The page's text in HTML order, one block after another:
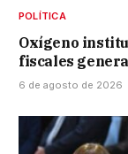
POLÍTICA
Oxígeno
fiscales
6 de agosto de 2026